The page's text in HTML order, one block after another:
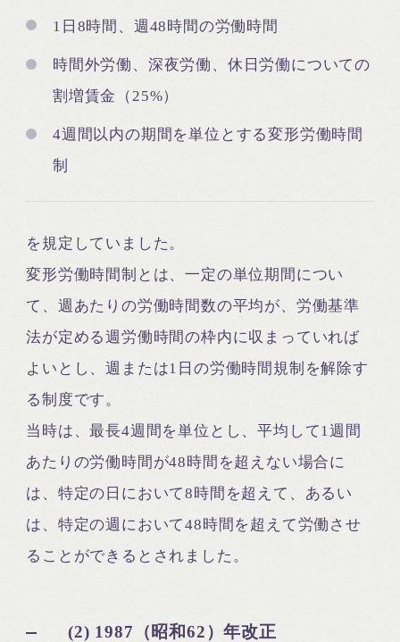
1日8時間、週48時間の労働時間
時間外労働、深夜労働、休日労働についての
割増賃金（25%）
4週間以内の期間を単位とする変形労働時間
制
を規定していました。
変形労働時間制とは、一定の単位期間につい
て、週あたりの労働時間数の平均が、労働基準
法が定める週労働時間の枠内に収まっていれば
よいとし、週または1日の労働時間規制を解除す
る制度です。
当時は、最長4週間を単位とし、平均して1週間
あたりの労働時間が48時間を超えない場合に
は、特定の日において8時間を超えて、あるい
は、特定の週において48時間を超えて労働させ
ることができるとされました。
(2) 1987（昭和62）年改正